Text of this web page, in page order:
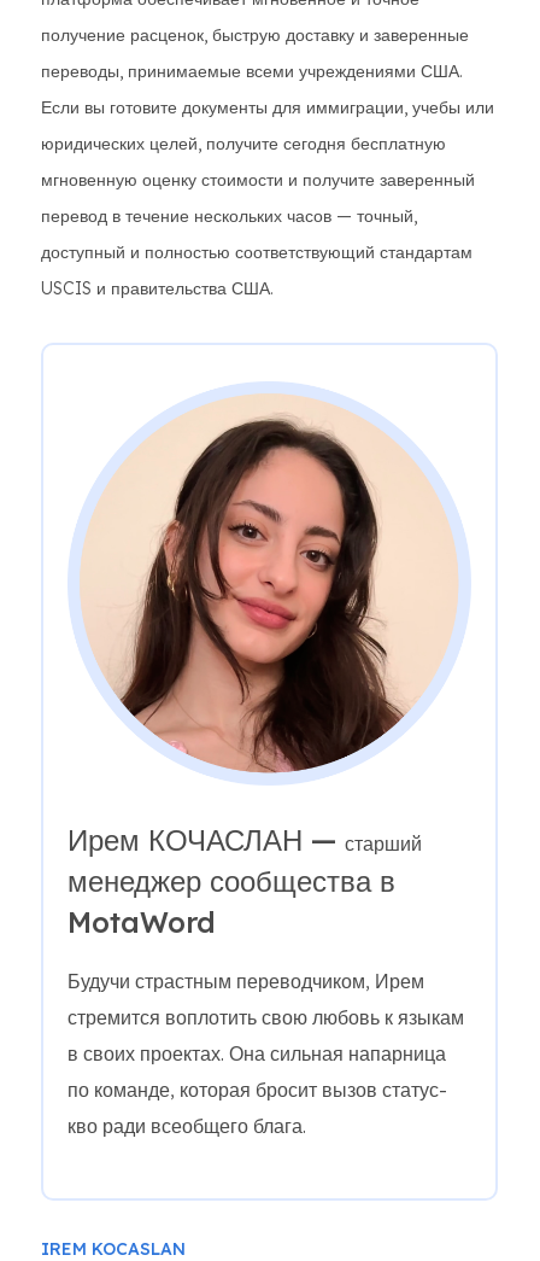
получение расценок, быструю доставку и заверенные
переводы, принимаемые всеми учреждениями США.
Если вы готовите документы для иммиграции, учебы или
юридических целей, получите сегодня бесплатную
мгновенную оценку стоимости и получите заверенный
перевод в течение нескольких часов — точный,
доступный и полностью соответствующий стандартам
USCIS и правительства США.
Ирем КОЧАСЛАН — старший
менеджер сообщества в
MotaWord
Будучи страстным переводчиком, Ирем
стремится воплотить свою любовь к языкам
в своих проектах. Она сильная напарница
по команде, которая бросит вызов статус-
кво ради всеобщего блага.
IREM KOCASLAN